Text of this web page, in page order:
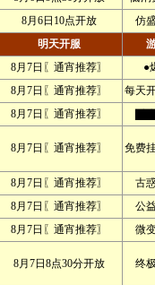
8月6日10点开放
仿
明天开服
8月7日〖通宵推荐〗
●
8月7日〖通宵推荐〗
每天
8月7日〖通宵推荐〗
8月7日〖通宵推荐〗 免费
8月7日〖通宵推荐〗
古
8月7日〖通宵推荐〗
公
8月7日〖通宵推荐〗 微
8月7日8点30分开放 终